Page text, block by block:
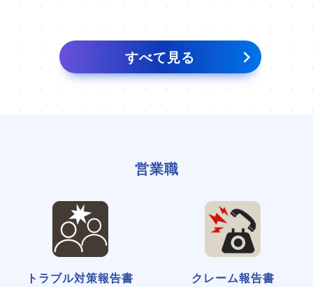
すべて見る
営業職
トラブル対策報告書 クレーム報告書